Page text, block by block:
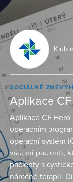
Klub
SOCIÁLNĚ
Aplikace
Aplikace CF
operačním
operační systém
všichni pacienti,
pacienty s
náročné terapii.